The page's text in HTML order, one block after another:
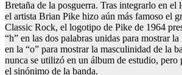
Bretaña de la posguerra. Tras integrarlo en
el artista Brian Pike hizo aún más famoso el
Classic Rock, el logotipo de Pike de 1964
“h” en las dos palabras unidas para mostrar
en la “o” para mostrar la masculinidad de la
nunca se utilizó en un álbum de estudio, pero
el sinónimo de la banda.